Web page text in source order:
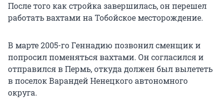
После того как стройка завершилась, он перешел
работать вахтами на Тобойское месторождение.
В марте 2005-го Геннадию позвонил сменщик и
попросил поменяться вахтами. Он согласился и
отправился в Пермь, откуда должен был вылететь
в поселок Варандей Ненецкого автономного
округа.